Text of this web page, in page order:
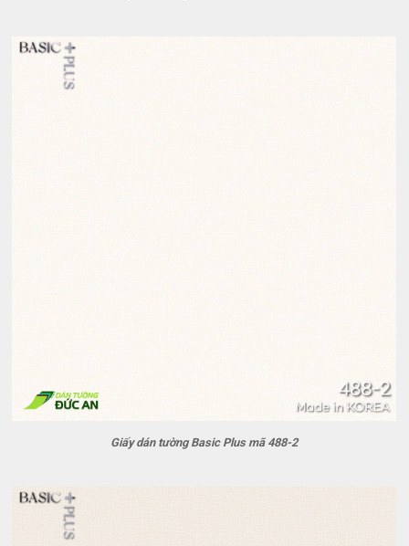
Giấy dán tường Basic Plus mã 488-2